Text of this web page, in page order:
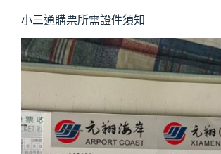
小三通購票所需證件須知